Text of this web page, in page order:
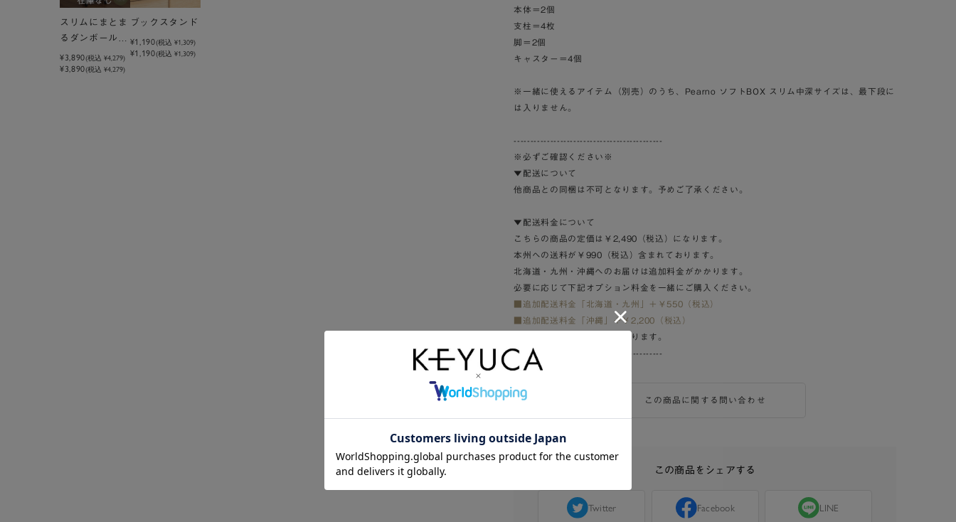
本体＝2個
支柱＝4枚
脚＝2個
キャスター＝4個
※一緒に使えるアイテム（別売）のうち、Pearno ソフトBOX スリム中深サイズは、最下段に
は入りません。
---------------------------------------------
※必ずご確認ください※
▼配送について
他商品との同梱は不可となります。予めご了承ください。
▼配送料金について
こちらの商品の定価は￥2,490（税込）になります。
本州への送料が￥990（税込）含まれております。
北海道・九州・沖縄へのお届けは追加料金がかかります。
必要に応じて下記オプション料金を一緒にご購入ください。
■追加配送料金「北海道・九州」＋￥550（税込）
■追加配送料金「沖縄」＋￥2,200（税込）
※離島は別途お見積もりとなります。
---------------------------------------------
この商品に関する問い合わせ
この商品をシェアする
Twitter Facebook LINE
スリムにまとま
るダンボールス
トッカー ホワ
イト
¥3,890(税込 ¥4,279)
¥3,890(税込 ¥4,279)
ブックスタンド
¥1,190(税込 ¥1,309)
¥1,190(税込 ¥1,309)